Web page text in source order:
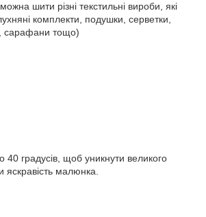
шити різні текстильні вироби, які
комплекти, подушки, серветки,
сарафани тощо)
градусів, щоб уникнути великого
яскравість малюнка.